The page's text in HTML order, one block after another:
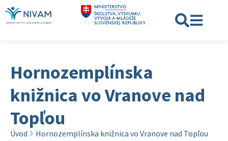
Hornozemplínska
knižnica vo Vranove nad
Topľou
Úvod Hornozemplínska knižnica vo Vranove nad Topľou